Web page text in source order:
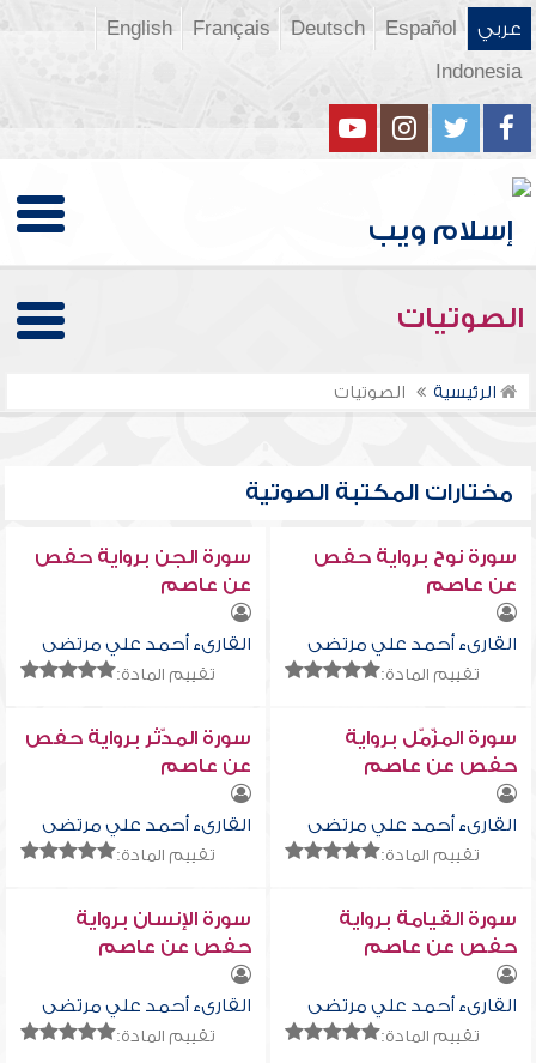
عربي Español
Deutsch
Français
English
Indonesia
الصوتيات
الرئيسية الصوتيات
مختارات المكتبة الصوتية
سورة نوح برواية حفص
عن عاصم
القارىء أحمد علي مرتضى
تقييم المادة:
سورة الجن برواية حفص
عن عاصم
القارىء أحمد علي مرتضى
تقييم المادة:
سورة المزّمّل برواية
حفص عن عاصم
القارىء أحمد علي مرتضى
تقييم المادة:
سورة المدّثر برواية حفص
عن عاصم
القارىء أحمد علي مرتضى
تقييم المادة:
سورة القيامة برواية
حفص عن عاصم
القارىء أحمد علي مرتضى
تقييم المادة:
سورة الإنسان برواية
حفص عن عاصم
القارىء أحمد علي مرتضى
تقييم المادة: